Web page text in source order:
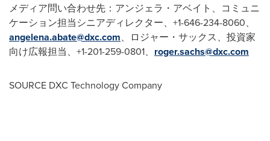
メディア問い合わせ先：アンジェラ・アベイト、コミュニ
ケーション担当シニアディレクター、 +1-646-234-8060、
angelena.abate@dxc.com、ロジャー・サックス、投資家
向け広報担当、 +1-201-259-0801、 roger.sachs@dxc.com
SOURCE DXC Technology Company